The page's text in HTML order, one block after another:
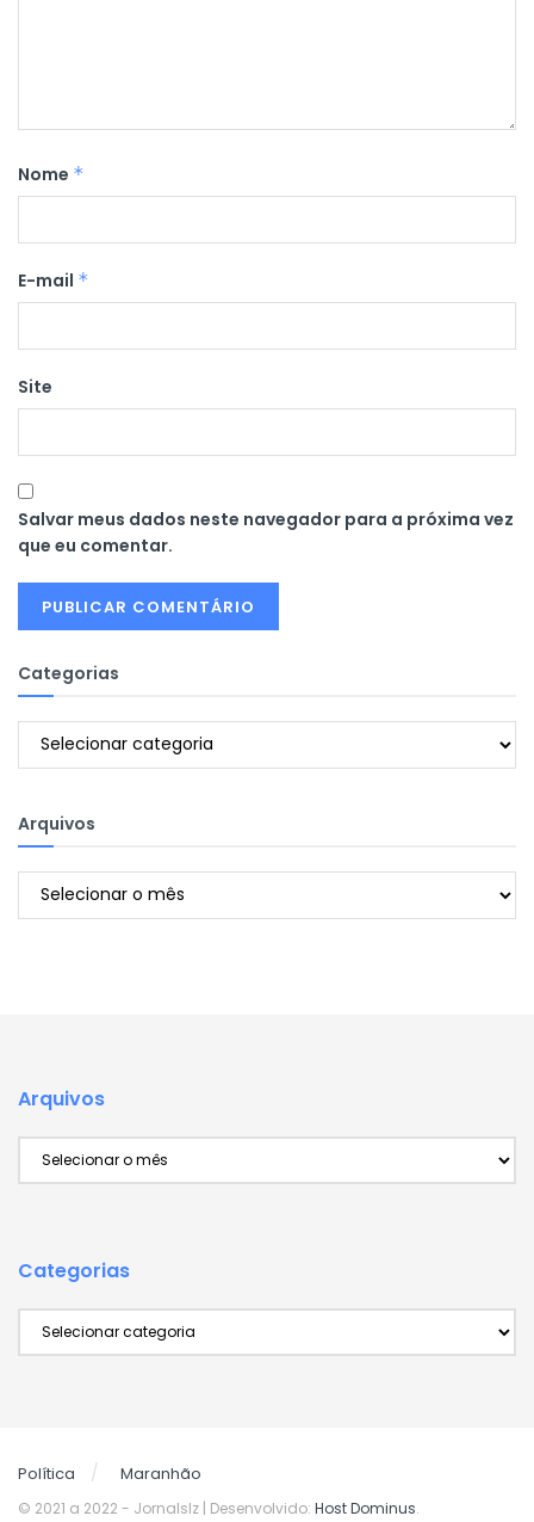
Nome *
E-mail *
Site
Salvar meus dados neste navegador para a próxima vez
que eu comentar.
Categorias
Categorias
Arquivos
Arquivos
Arquivos
Categorias
Política Maranhão
© 2021 a 2022 - Jornalslz | Desenvolvido: Host Dominus.